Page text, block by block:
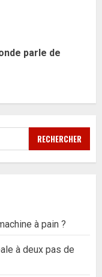
parle de
à pain ?
à deux pas de